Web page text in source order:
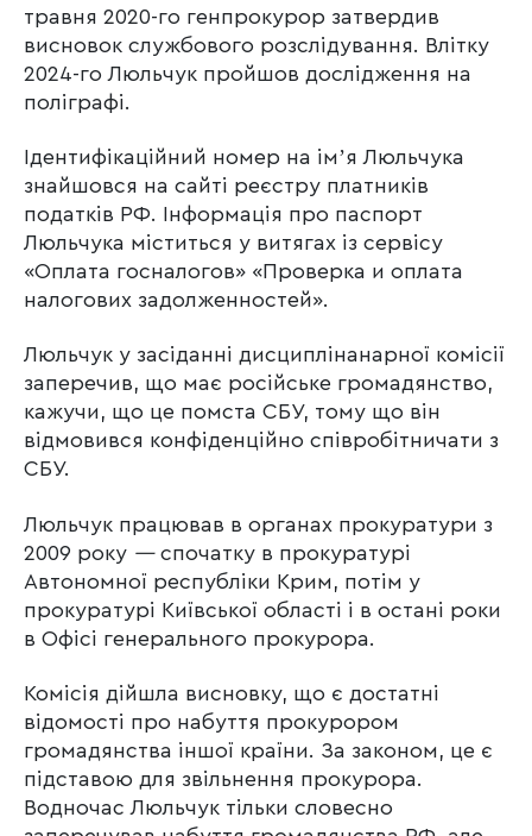
травня 2020-го генпрокурор затвердив
висновок службового розслідування. Влітку
2024-го Люльчук пройшов дослідження на
поліграфі.
Ідентифікаційний номер на імʼя Люльчука
знайшовся на сайті реєстру платників
податків РФ. Інформація про паспорт
Люльчука міститься у витягах із сервісу
«Оплата госналогов» «Проверка и оплата
налогових задолженностей».
Люльчук у засіданні дисциплінанарної комісії
заперечив, що має російське громадянство,
кажучи, що це помста СБУ, тому що він
відмовився конфіденційно співробітничати з
СБУ.
Люльчук працював в органах прокуратури з
2009 року —спочатку в прокуратурі
Автономної республіки Крим, потім у
прокуратурі Київської області і в остані роки
в Офісі генерального прокурора.
Комісія дійшла висновку, що є достатні
відомості про набуття прокурором
громадянства іншої країни. За законом, це є
підставою для звільнення прокурора.
Водночас Люльчук тільки словесно